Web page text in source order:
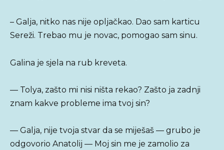
– Galja, nitko nas nije opljačkao. Dao sam karticu
Sereži. Trebao mu je novac, pomogao sam sinu.
Galina je sjela na rub kreveta.
— Tolya, zašto mi nisi ništa rekao? Zašto ja zadnji
znam kakve probleme ima tvoj sin?
— Galja, nije tvoja stvar da se miješaš — grubo je
odgovorio Anatolij — Moj sin me je zamolio za